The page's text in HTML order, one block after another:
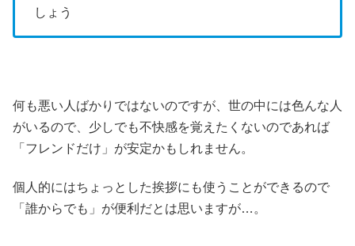
しょう
何も悪い人ばかりではないのですが、世の中には色んな人
がいるので、少しでも不快感を覚えたくないのであれば
「フレンドだけ」が安定かもしれません。
個人的にはちょっとした挨拶にも使うことができるので
「誰からでも」が便利だとは思いますが…。